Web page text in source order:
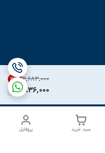
۲٬۶۸۳٬۰۰۰ 31%
1,836,000
پروفایل سبد خرید